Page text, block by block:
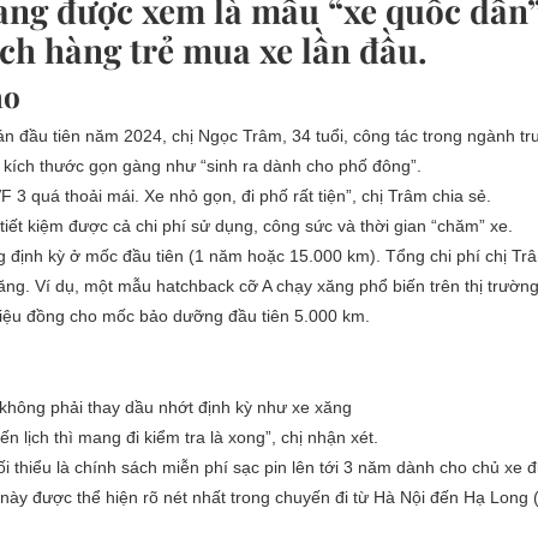
được xem là mẫu “xe quốc
hàng trẻ mua xe lần đầu.
đầu tiên năm 2024, chị Ngọc Trâm, 34 tuổi, công tác trong ngành
thước gọn gàng như “sinh ra dành cho phố đông”.
quá thoải mái. Xe nhỏ gọn, đi phố rất tiện”, chị Trâm chia sẻ.
kiệm được cả chi phí sử dụng, công sức và thời gian “chăm” xe.
kỳ ở mốc đầu tiên (1 năm hoặc 15.000 km). Tổng chi phí chị
Ví dụ, một mẫu hatchback cỡ A chạy xăng phổ biến trên thị
đồng cho mốc bảo dưỡng đầu tiên 5.000 km.
phải thay dầu nhớt định kỳ như xe xăng
lịch thì mang đi kiểm tra là xong”, chị nhận xét.
là chính sách miễn phí sạc pin lên tới 3 năm dành cho chủ xe
được thể hiện rõ nét nhất trong chuyến đi từ Hà Nội đến Hạ Long